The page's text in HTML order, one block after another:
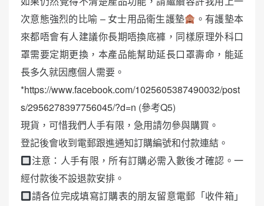
次意態強烈的比喻 – 女士用品衛生護墊
。有護墊本
來都唔會有人建議你長期唔換底褲，同樣原理外科口
罩需要定期更換，本產品能幫助延長口罩壽命，能延
長多久就因應個人需要。
*https://www.facebook.com/1025605387490032/post
s/2956278397756045/?d=n (參考Q5)
現貨，可惜我們人手有限，急用請勿參與購買。
登記後會收到電郵跟進通知訂購編號和付款連結。
注意：人手有限，所有訂購必需入數後才確認。一
經付款後不設退款安排。
請各位完成填寫訂購表的朋友留意電郵「收件箱」